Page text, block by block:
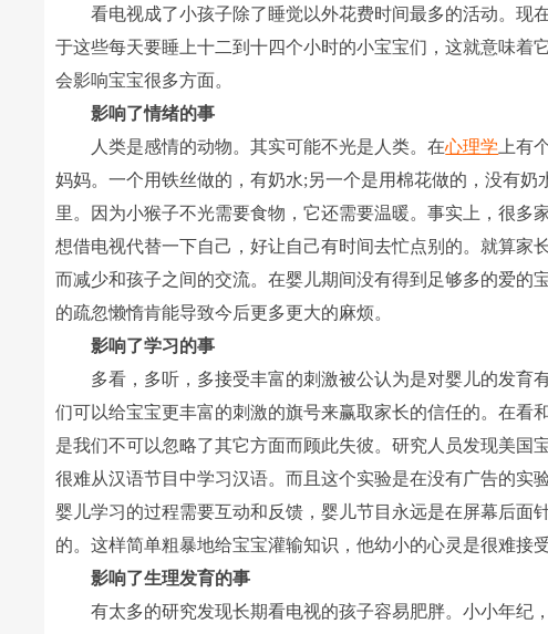
看电视成了小孩子除了睡觉以外花费时间最多的活动。现
于这些每天要睡上十二到十四个小时的小宝宝们，这就意味着
会影响宝宝很多方面。
影响了情绪的事
人类是感情的动物。其实可能不光是人类。在心理学 上有
妈妈。一个用铁丝做的，有奶水;另一个是用棉花做的，没有
里。因为小猴子不光需要食物，它还需要温暖。事实上，很
想借电视代替一下自己，好让自己有时间去忙点别的。就算家
而减少和孩子之间的交流。在婴儿期间没有得到足够多的爱
的疏忽懒惰肯能导致今后更多更大的麻烦。
影响了学习的事
多看，多听，多接受丰富的刺激被公认为是对婴儿的发育
们可以给宝宝更丰富的刺激的旗号来赢取家长的信任的。在看
是我们不可以忽略了其它方面而顾此失彼。研究人员发现美
很难从汉语节目中学习汉语。而且这个实验是在没有广告的实
婴儿学习的过程需要互动和反馈，婴儿节目永远是在屏幕后面
的。这样简单粗暴地给宝宝灌输知识，他幼小的心灵是很难接受
影响了生理发育的事
有太多的研究发现长期看电视的孩子容易肥胖。小小年纪